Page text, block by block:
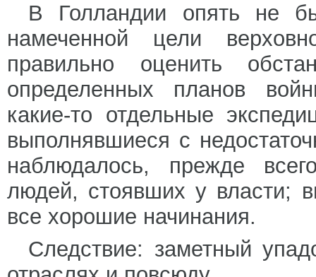
В Голландии опять не
намеченной цели
правильно оценить
определенных планов
какие-то отдельные
выполнявшиеся с
наблюдалось, прежде
людей, стоявших у власти;
все хорошие начинания.
Следствие: заметный